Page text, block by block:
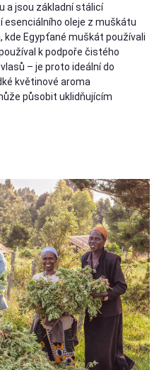
a jsou základní stálicí
oleje z muškátu
kde Egypťané muškát používali
k podpoře čistého
– je proto ideální do
květinové aroma
působit uklidňujícím